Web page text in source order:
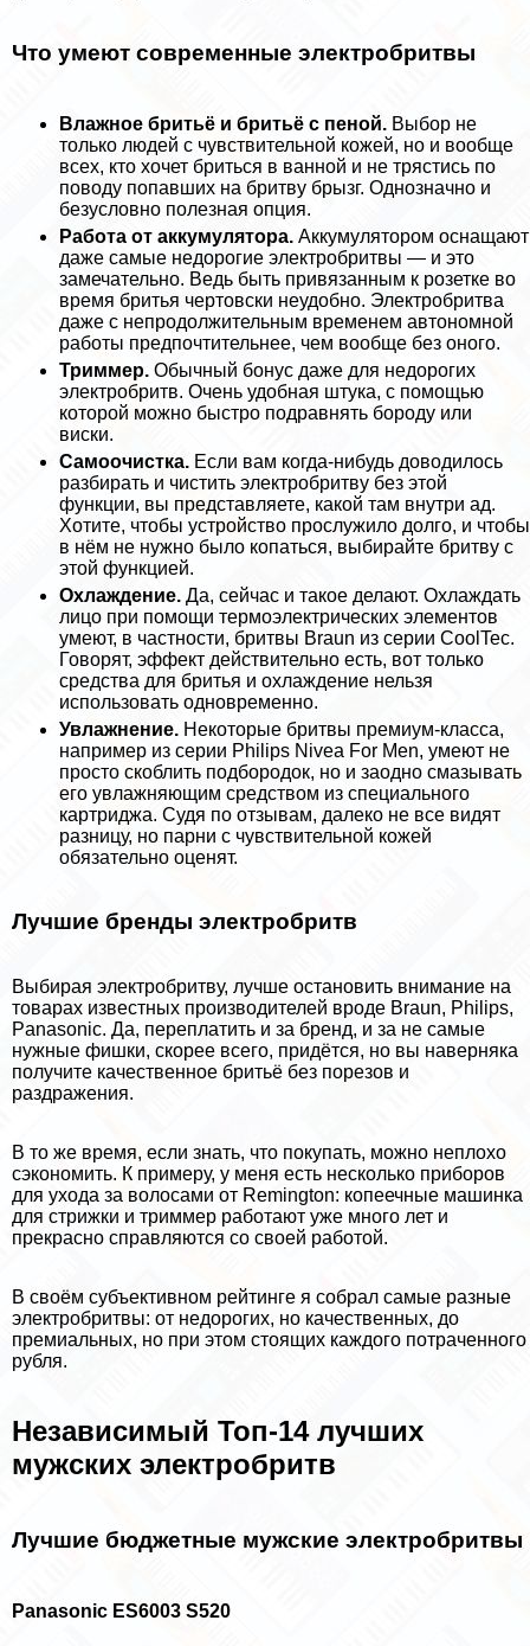
Что умеют современные электробритвы
Влажное бритьё и бритьё с пеной. Выбор не
только людей с чувствительной кожей, но и вообще
всех, кто хочет бриться в ванной и не трястись по
поводу попавших на бритву брызг. Однозначно и
безусловно полезная опция.
Работа от аккумулятора. Аккумулятором оснащают
даже самые недорогие электробритвы — и это
замечательно. Ведь быть привязанным к розетке во
время бритья чертовски неудобно. Электробритва
даже с непродолжительным временем автономной
работы предпочтительнее, чем вообще без оного.
Триммер. Обычный бонус даже для недорогих
электробритв. Очень удобная штука, с помощью
которой можно быстро подравнять бороду или
виски.
Самоочистка. Если вам когда-нибудь доводилось
разбирать и чистить электробритву без этой
функции, вы представляете, какой там внутри ад.
Хотите, чтобы устройство прослужило долго, и чтобы
в нём не нужно было копаться, выбирайте бритву с
этой функцией.
Охлаждение. Да, сейчас и такое делают. Охлаждать
лицо при помощи термоэлектрических элементов
умеют, в частности, бритвы Braun из серии CoolTec.
Говорят, эффект действительно есть, вот только
средства для бритья и охлаждение нельзя
использовать одновременно.
Увлажнение. Некоторые бритвы премиум-класса,
например из серии Philips Nivea For Men, умеют не
просто скоблить подбородок, но и заодно смазывать
его увлажняющим средством из специального
картриджа. Судя по отзывам, далеко не все видят
разницу, но парни с чувствительной кожей
обязательно оценят.
Лучшие бренды электробритв
Выбирая электробритву, лучше остановить внимание на
товарах известных производителей вроде Braun, Philips,
Panasonic. Да, переплатить и за бренд, и за не самые
нужные фишки, скорее всего, придётся, но вы наверняка
получите качественное бритьё без порезов и
раздражения.
В то же время, если знать, что покупать, можно неплохо
сэкономить. К примеру, у меня есть несколько приборов
для ухода за волосами от Remington: копеечные машинка
для стрижки и триммер работают уже много лет и
прекрасно справляются со своей работой.
В своём субъективном рейтинге я собрал самые разные
электробритвы: от недорогих, но качественных, до
премиальных, но при этом стоящих каждого потраченного
рубля.
Независимый Топ-14 лучших
мужских электробритв
Лучшие бюджетные мужские электробритвы
Panasonic ES6003 S520